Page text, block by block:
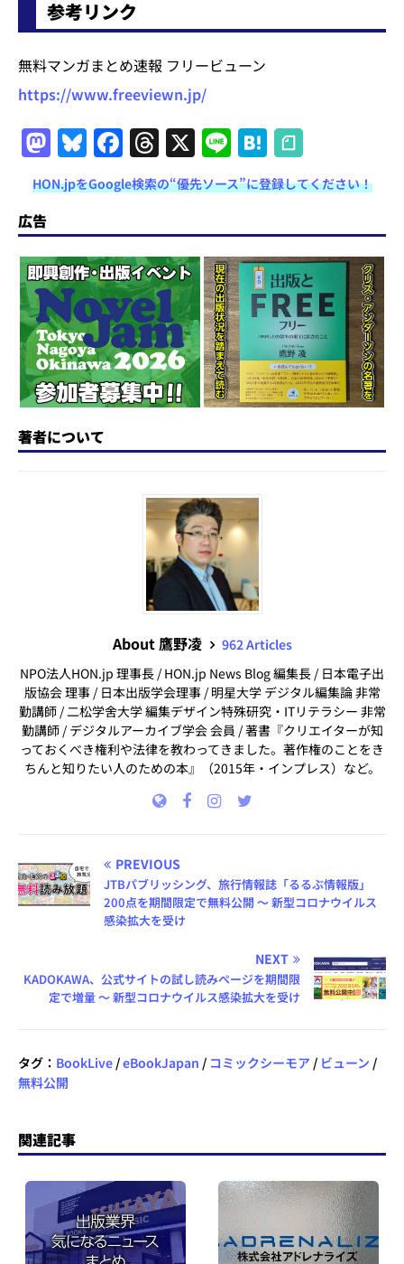
参考リンク
無料マンガまとめ速報 フリービューン
https://www.freeviewn.jp/
M
a
st
o
d
o
n
Bl
u
e
s
k
y
F
a
c
e
b
o
o
k
T
h
re
a
d
s
X Li
n
e
H
at
e
n
a
HON.jpをGoogle検索の“優先ソース”に登録してください！
広告
著者について
About 鷹野凌
962 Articles
NPO法人HON.jp 理事長 / HON.jp News Blog 編集長 / 日本電子出
版協会 理事 / 日本出版学会理事 / 明星大学 デジタル編集論 非常
勤講師 / 二松学舍大学 編集デザイン特殊研究・ITリテラシー 非常
勤講師 / デジタルアーカイブ学会 会員 / 著書『クリエイターが知
っておくべき権利や法律を教わってきました。著作権のことをき
ちんと知りたい人のための本』（2015年・インプレス）など。
PREVIOUS
JTBパブリッシング、旅行情報誌「るるぶ情報版」
200点を期間限定で無料公開 ～ 新型コロナウイルス
感染拡大を受け
NEXT
KADOKAWA、公式サイトの試し読みページを期間限
定で増量 ～ 新型コロナウイルス感染拡大を受け
タグ： BookLive /eBookJapan / コミックシーモア / ビューン /
無料公開
関連記事